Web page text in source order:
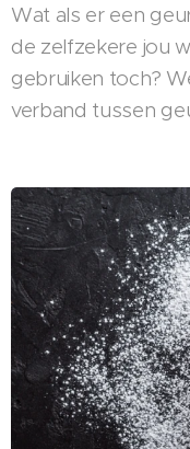
Wat als er een
de zelfzekere jou
gebruiken toch?
verband tussen